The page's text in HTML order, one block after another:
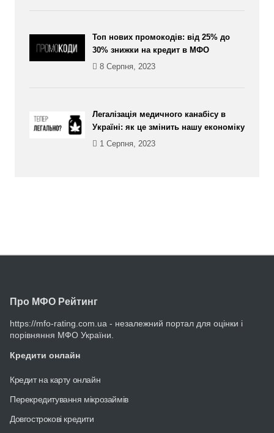
Топ нових промокодів: від 25% до
30% знижки на кредит в МФО
8 Серпня, 2023
Легалізація медичного канабісу в
Україні: як це змінить нашу економіку
1 Серпня, 2023
Про МФО Рейтинг
https://mfo-rating.com.ua - незалежний портал для оцінки і
порівняння МФО України.
Кредити онлайн
Кредит на карту онлайн
Перекредитування мікрозаймів
Довгострокові кредити